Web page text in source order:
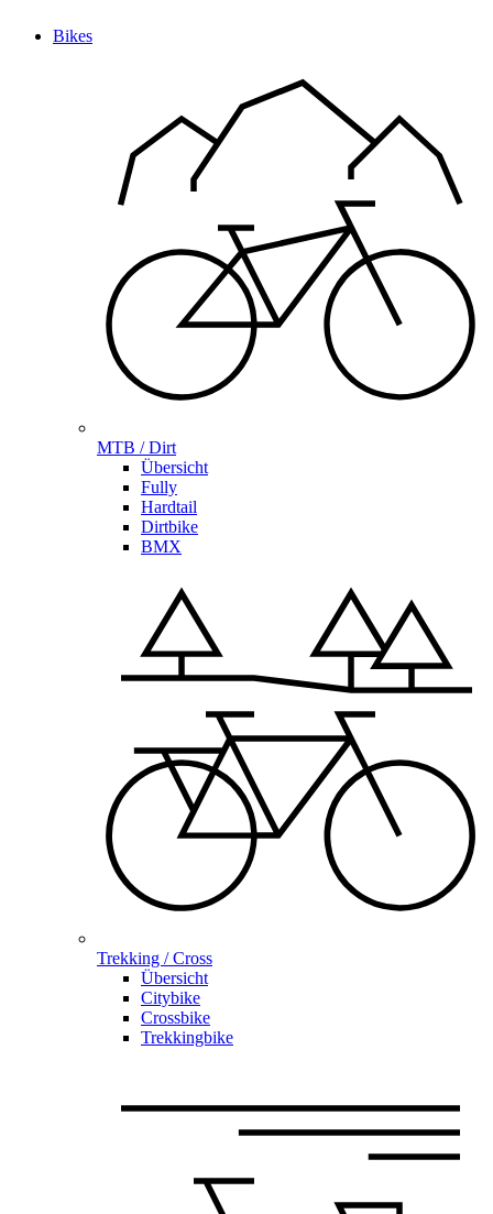
Bikes
MTB / Dirt
Übersicht
Fully
Hardtail
Dirtbike
BMX
Trekking / Cross
Übersicht
Citybike
Crossbike
Trekkingbike